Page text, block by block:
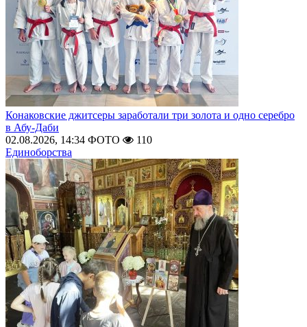
Конаковские джитсеры заработали три золота и одно серебро
в Абу-Даби
02.08.2026, 14:34 ФОТО
110
Единоборства